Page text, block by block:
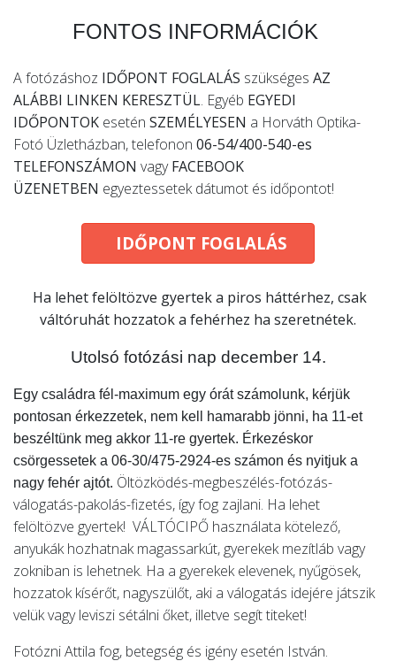
FONTOS INFORMÁCIÓK
A fotózáshoz IDŐPONT FOGLALÁS szükséges AZ
ALÁBBI LINKEN KERESZTÜL. Egyéb EGYEDI
IDŐPONTOK esetén SZEMÉLYESEN a Horváth Optika-
Fotó Üzletházban, telefonon 06-54/400-540-es
TELEFONSZÁMON vagyFACEBOOK
ÜZENETBEN egyeztessetek dátumot és időpontot!
IDŐPONT FOGLALÁS
Ha lehet felöltözve gyertek a piros háttérhez, csak
váltóruhát hozzatok a fehérhez ha szeretnétek.
Utolsó fotózási nap december 14.
Egy családra fél-maximum egy órát számolunk, kérjük
pontosan érkezzetek, nem kell hamarabb jönni, ha 11-et
beszéltünk meg akkor 11-re gyertek. Érkezéskor
csörgessetek a 06-30/475-2924-es számon és nyitjuk a
nagy fehér ajtót. Öltözködés-megbeszélés-fotózás-
válogatás-pakolás-fizetés, így fog zajlani. Ha lehet
felöltözve gyertek! VÁLTÓCIPŐ használata kötelező,
anyukák hozhatnak magassarkút, gyerekek mezítláb vagy
zokniban is lehetnek. Ha a gyerekek elevenek, nyűgösek,
hozzatok kísérőt, nagyszülőt, aki a válogatás idejére játszik
velük vagy leviszi sétálni őket, illetve segít titeket!
Fotózni Attila fog, betegség és igény esetén István.